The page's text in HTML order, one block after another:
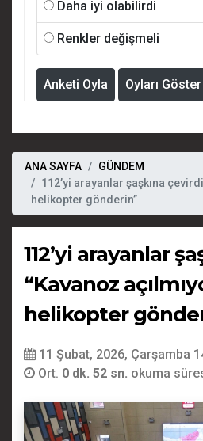
Daha iyi olabilirdi
Renkler değişmeli
Anketi Oyla Oyları Göster
ANA SAYFA
GÜNDEM
112’yi arayanlar şaşkına
helikopter gönderin”
112’yi arayanlar
“Kavanoz
helikopter
11 Şubat, 2026, Çarşamba
Ort. 0 dk. 52 sn. okuma